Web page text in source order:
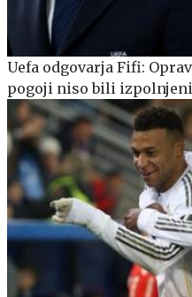
Uefa odgovarja Fifi:
pogoji niso bili izpolnjeni